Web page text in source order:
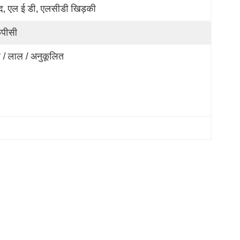
एल ई डी, एलसीडी खिड़की
/ लाल / अनुकूलित